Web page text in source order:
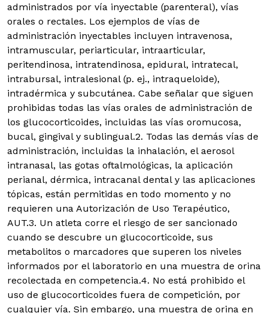
administrados por vía inyectable (parenteral), vías
orales o rectales. Los ejemplos de vías de
administración inyectables incluyen intravenosa,
intramuscular, periarticular, intraarticular,
peritendinosa, intratendinosa, epidural, intratecal,
intrabursal, intralesional (p. ej., intraqueloide),
intradérmica y subcutánea. Cabe señalar que siguen
prohibidas todas las vías orales de administración de
los glucocorticoides, incluidas las vías oromucosa,
bucal, gingival y sublingual.2. Todas las demás vías de
administración, incluidas la inhalación, el aerosol
intranasal, las gotas oftalmológicas, la aplicación
perianal, dérmica, intracanal dental y las aplicaciones
tópicas, están permitidas en todo momento y no
requieren una Autorización de Uso Terapéutico,
AUT.3. Un atleta corre el riesgo de ser sancionado
cuando se descubre un glucocorticoide, sus
metabolitos o marcadores que superen los niveles
informados por el laboratorio en una muestra de orina
recolectada en competencia.4. No está prohibido el
uso de glucocorticoides fuera de competición, por
cualquier vía. Sin embargo, una muestra de orina en